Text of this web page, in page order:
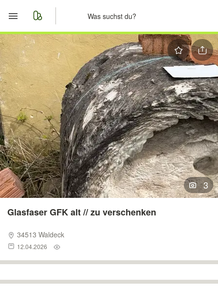
Start
Merkliste
Nachrichten
Anzeige aufgeben
3
Glasfaser GFK alt // zu verschenken
34513 Waldeck
12.04.2026